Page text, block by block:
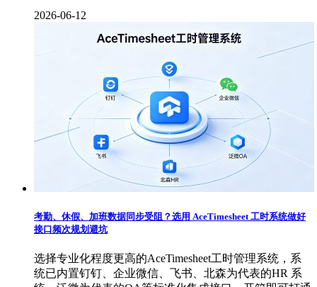
2026-06-12
考勤、休假、加班数据同步受阻？选用 AceTimesheet 工时系统做好
接口频次规划避坑
选择专业化程度更高的AceTimesheet工时管理系统，系
统已内置钉钉、企业微信、飞书、北森为代表的HR 系